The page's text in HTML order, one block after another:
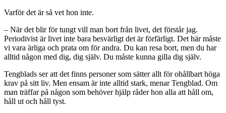
Varför det är så vet hon inte.
– När det blir för tungt vill man bort från livet, det förstår jag.
Periodivist är livet inte bara besvärligt det är förfärligt. Det här måste
vi vara ärliga och prata om för andra. Du kan resa bort, men du har
alltid någon med dig, dig själv. Du måste kunna gilla dig själv.
Tengblads ser att det finns personer som sätter allt för ohållbart höga
krav på sitt liv. Men ensam är inte alltid stark, menar Tengblad. Om
man träffar på någon som behöver hjälp råder hon alla att håll om,
håll ut och håll tyst.